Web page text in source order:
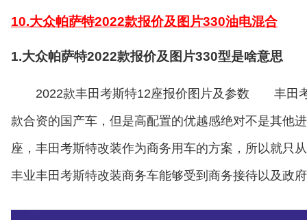
10.大众帕萨特2022款报价及图片330油电混合
1.大众帕萨特2022款报价及图片330型是啥意思
2022款丰田考斯特12座报价图片及参数 丰田
款合资的国产车，但是高配置的优越感绝对不是其他
座，丰田考斯特改装作为商务用车的方案，所以就只
丰业丰田考斯特改装商务车能够受到商务接待以及政